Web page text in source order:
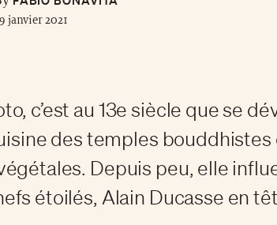
janvier 2021
c’est au 13e siècle que se
des temples
Depuis peu, elle
étoilés, Alain Ducasse en